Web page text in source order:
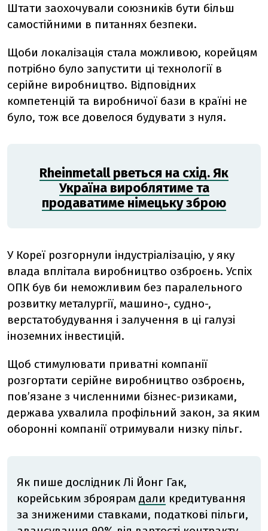
Штати заохочували союзників бути більш
самостійними в питаннях безпеки.
Щоби локалізація стала можливою, корейцям
потрібно було запустити ці технології в
серійне виробництво. Відповідних
компетенцій та виробничої бази в країні не
було, тож все довелося будувати з нуля.
Rheinmetall рветься на схід. Як
Україна вироблятиме та
продаватиме німецьку зброю
У Кореї розгорнули індустріалізацію, у яку
влада вплітала виробництво озброєнь. Успіх
ОПК був би неможливим без паралельного
розвитку металургії, машино-, судно-,
верстатобудування і залучення в ці галузі
іноземних інвестицій.
Щоб стимулювати приватні компанії
розгортати серійне виробництво озброєнь,
пов’язане з численними бізнес-ризиками,
держава ухвалила профільний закон, за яким
оборонні компанії отримували низку пільг.
Як пише дослідник Лі Йонг Гак,
корейським зброярам дали кредитування
за зниженими ставками, податкові пільги,